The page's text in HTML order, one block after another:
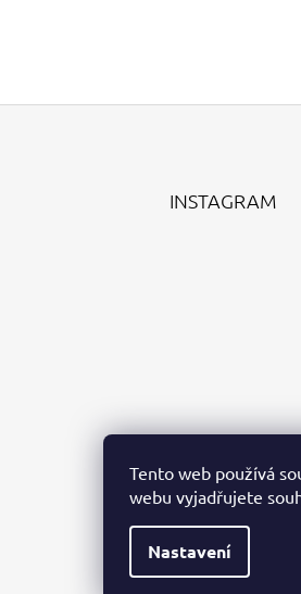
Tento web používá
webu vyjadřujete
Nastavení
INSTAGRAM